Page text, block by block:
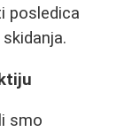
posledica
smo